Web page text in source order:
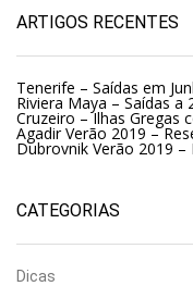
ARTIGOS RECENTES
Tenerife – Saídas em
Riviera Maya – Saídas a
Cruzeiro – Ilhas Gregas
Agadir Verão 2019 –
Dubrovnik Verão 2019 –
CATEGORIAS
Dicas